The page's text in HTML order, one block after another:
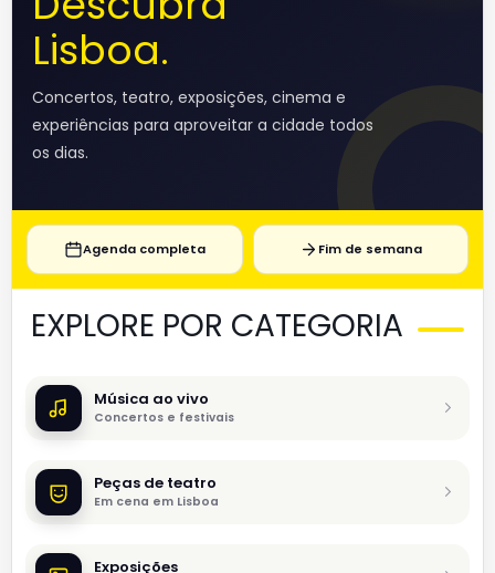
Lisboa.
Concertos, teatro, exposições, cinema e
experiências para aproveitar a cidade todos
os dias.
Agenda completa Fim de semana
EXPLORE POR CATEGORIA
Música ao vivo
Concertos e festivais
Peças de teatro
Em cena em Lisboa
Exposições